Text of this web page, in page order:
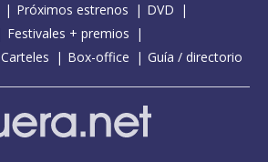
Próximos estrenos
DVD
Festivales + premios
Carteles Box-office Guía / directorio